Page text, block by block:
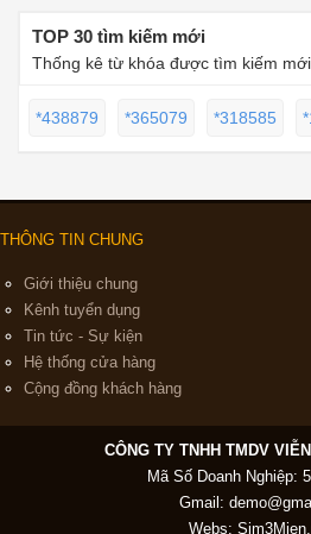
TOP 30 tìm kiếm mới
Thống kê từ khóa được tìm kiếm
*438879 *365079 *318585
THÔNG TIN CHUNG
Giới thiệu chung
Kênh tuyển dụng
Tin tức - Sự kiện
Hệ thống cửa hàng
Cộng đồng khách hàng
CÔNG TY TNHH TMDV
Mã Số Doanh Nghiệp:
Gmail:
Webs: